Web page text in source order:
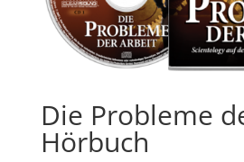
Die Probleme
Hörbuch